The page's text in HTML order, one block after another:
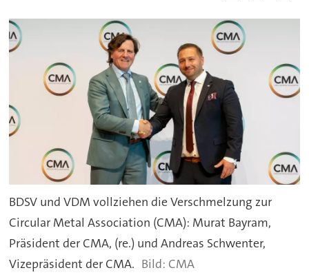
BDSV und VDM vollziehen die Verschmelzung zur
Circular Metal Association (CMA): Murat Bayram,
Präsident der CMA, (re.) und Andreas Schwenter,
Vizepräsident der CMA.
CMA